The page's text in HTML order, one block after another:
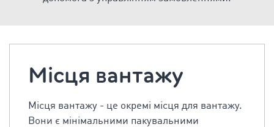
Mісця вантажу
Місця вантажу - це окремі місця для вантажу.
Вони є мінімальними пакувальними